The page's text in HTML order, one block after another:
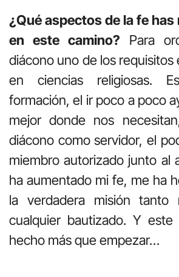
¿Qué aspectos de la fe
en este camino? Para
diácono uno de los requisitos
en ciencias religiosas.
formación, el ir poco a poco
mejor donde nos
diácono como servidor, el
miembro autorizado junto al
ha aumentado mi fe, me ha
la verdadera misión
cualquier bautizado. Y
hecho más que empezar…